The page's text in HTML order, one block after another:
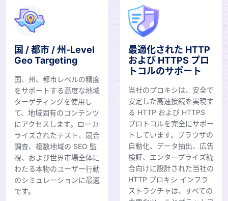
国 / 都市 / 州-Level
Geo Targeting
国、州、都市レベルの精度
をサポートする高度な地域
ターゲティングを使用し
て、地域固有のコンテンツ
にアクセスします。ローカ
ライズされたテスト、競合
調査、複数地域の SEO 監
視、および世界市場全体に
わたる本物のユーザー行動
のシミュレーションに最適
です。
最適化された HTTP
および HTTPS プロ
トコルのサポート
当社のプロキシは、安全で
安定した高速接続を実現す
る HTTP および HTTPS
プロトコルを完全にサポー
トしています。ブラウザの
自動化、データ抽出、広告
検証、エンタープライズ統
合向けに設計された当社の
HTTP プロキシ インフラ
ストラクチャは、すべての